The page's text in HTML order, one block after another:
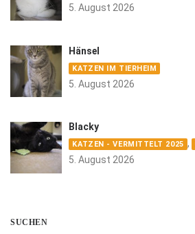
5. August 2026
Hänsel
KATZEN IM TIERHEIM
5. August 2026
Blacky
KATZEN - VERMITTELT 2025 ,
5. August 2026
SUCHEN